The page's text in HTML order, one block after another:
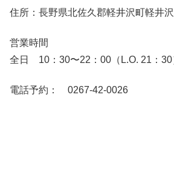
住所：長野県北佐久郡軽井沢町軽井
営業時間
全日 10：30〜22：00（L.O. 21：30
電話予約： 0267-42-0026